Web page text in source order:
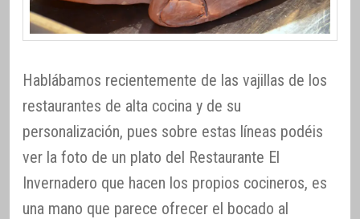
Hablábamos recientemente de las vajillas de los
restaurantes de alta cocina y de su
personalización, pues sobre estas líneas podéis
ver la foto de un plato del Restaurante El
Invernadero que hacen los propios cocineros, es
una mano que parece ofrecer el bocado al